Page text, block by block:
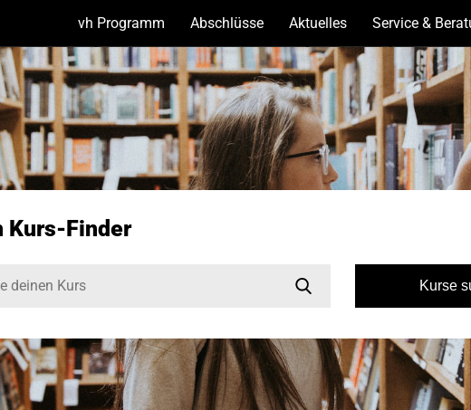
vh Programm (Unterseiten
anzeigen)
Abschlüsse(Unterseiten
anzeigen)
Aktuelles(Unterseiten
anzeigen)
Service &
Kurs-Finder
Kurse